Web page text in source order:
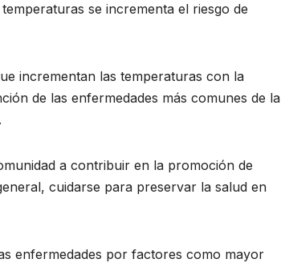
se incrementa el riesgo de
incrementan las temperaturas con la
de las enfermedades más comunes de la
a contribuir en la promoción de
cuidarse para preservar la salud en
enfermedades por factores como mayor